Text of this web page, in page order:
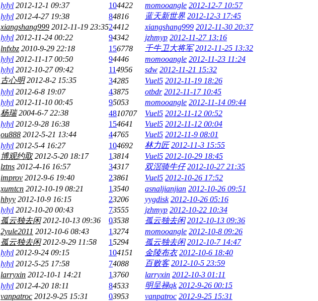
lylyl 2012-12-1 09:37 104422 momooangle 2012-12-7 10:57
lylyl 2012-4-27 19:38 84816 蓝天新世界 2012-12-3 17:45
xiangshang999 2012-11-19 23:3524412 xiangshang999 2012-11-30 20:37
lylyl 2012-11-24 00:22 94342 jzhmyp 2012-11-27 13:16
lnfxbz 2010-9-29 22:18 156778 千牛卫大将军 2012-11-25 13:32
lylyl 2012-11-17 00:50 94446 momooangle 2012-11-23 11:24
lylyl 2012-10-27 09:42 114956 sdw 2012-11-21 15:32
古心明 2012-8-2 15:35 34285 Vuel5 2012-11-19 18:26
lylyl 2012-6-8 19:07 43875 otbdr 2012-11-17 10:45
lylyl 2012-11-10 00:45 95053 momooangle 2012-11-14 09:44
杨瑞 2004-6-7 22:38 4810707 Vuel5 2012-11-12 00:52
lylyl 2012-9-28 16:38 154641 Vuel5 2012-11-12 00:04
ou888 2012-5-21 13:44 44765 Vuel5 2012-11-9 08:01
lylyl 2012-5-4 16:27 104692 林力匠 2012-11-3 15:55
博观约取 2012-5-20 18:17 13814 Vuel5 2012-10-29 18:45
lztns 2012-4-16 16:57 34317 双滘骑牛仔 2012-10-27 21:35
improv 2012-9-6 19:40 23861 Vuel5 2012-10-26 17:52
xumtcn 2012-10-19 08:21 13540 asnaljianjian 2012-10-26 09:51
hhyy 2012-10-9 16:15 23206 yygdisk 2012-10-26 05:16
lylyl 2012-10-20 00:43 73555 jzhmyp 2012-10-22 10:34
孤云独去闲 2012-10-13 09:36 03538 孤云独去闲 2012-10-13 09:36
2yule2011 2012-10-6 08:43 13274 momooangle 2012-10-8 09:26
孤云独去闲 2012-9-29 11:58 15294 孤云独去闲 2012-10-7 14:47
lylyl 2012-9-24 09:15 104151 金陵布衣 2012-10-6 18:40
lylyl 2012-5-25 17:58 74088 百败客 2012-10-5 23:59
larryxin 2012-10-1 14:21 13760 larryxin 2012-10-3 01:11
lylyl 2012-4-20 18:11 84533 明呈禄qk 2012-9-26 00:15
vanpatroc 2012-9-25 15:31 03953 vanpatroc 2012-9-25 15:31